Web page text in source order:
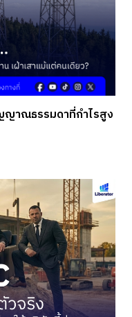
ญาณธรรมดาที่กำไรสูง